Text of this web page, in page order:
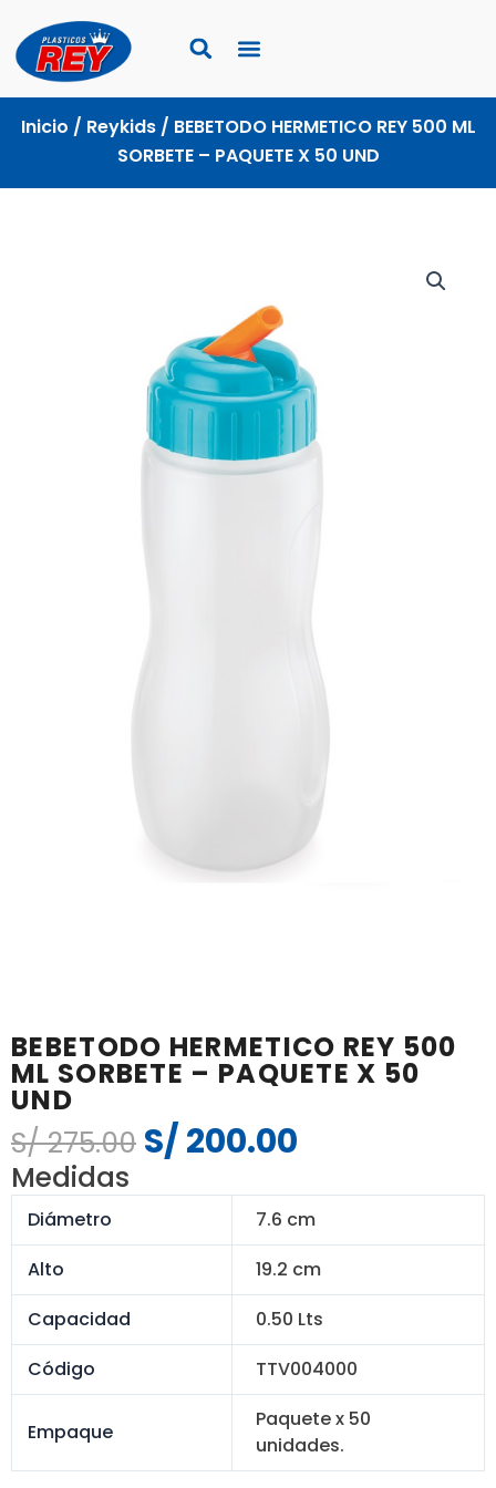
contenido
Inicio / Reykids/ BEBETODO HERMETICO REY 500 ML
SORBETE – PAQUETE X 50 UND
BEBETODO HERMETICO REY 500
ML SORBETE – PAQUETE X 50
UND
S/275.00 El
precio
original
S/ 275.00.
S/200.00
actual
es:
S/ 200.00.
Medidas
Diámetro
7.6 cm
Alto
19.2 cm
Capacidad
0.50 Lts
Código
TTV004000
Empaque
Paquete x 50
unidades.